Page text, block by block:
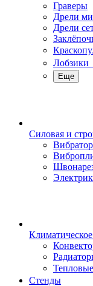
Граверы
Дрели
Дрели
Лобзики
Еще
Силовая и
Стенды